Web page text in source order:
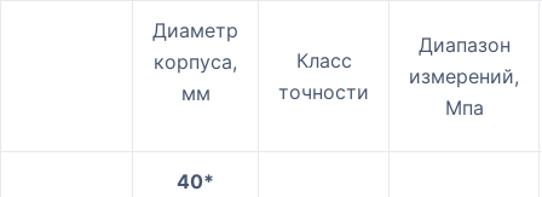
Диаметр
корпуса,
мм
Класс
точности
Диапазон
измерений,
Мпа
40*